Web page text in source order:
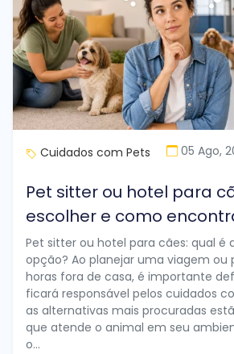
Cuidados com Pets 05 Ago,
Pet sitter ou hotel para
escolher e como
Pet sitter ou hotel para cães: qual é
opção? Ao planejar uma viagem ou
horas fora de casa, é importante
ficará responsável pelos cuidados
as alternativas mais procuradas
que atende o animal em seu
o...